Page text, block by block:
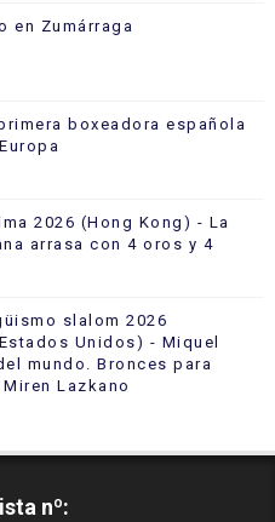
en Zumárraga
boxeadora española
2026 (Hong Kong) - La
arrasa con 4 oros y 4
slalom 2026
Unidos) - Miquel
mundo. Bronces para
Lazkano
nº: